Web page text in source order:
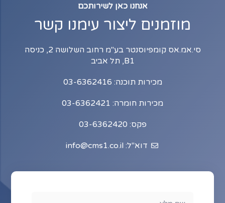
אנחנו כאן לשירותכם
מוזמנים ליצור עימנו קשר
סי.אמ.אס קומפיוסנטר בע"מ רחוב השלושה 2, כניסה
B1, תל אביב
מכירות תוכנה: 03-6362416
מכירות חומרה: 03-6362421
פקס: 03-6362420
דוא"ל: info@cms1.co.il